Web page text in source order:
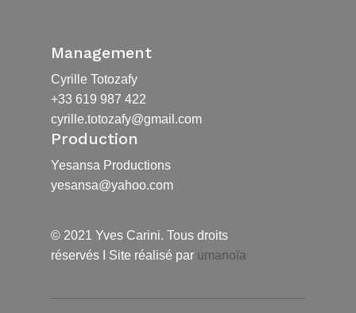
Management
Cyrille Totozafy
+33 619 987 422
cyrille.totozafy@gmail.com
Production
Yesansa Productions
yesansa@yahoo.com
© 2021 Yves Carini. Tous droits
réservés I Site réalisé par umanoïa